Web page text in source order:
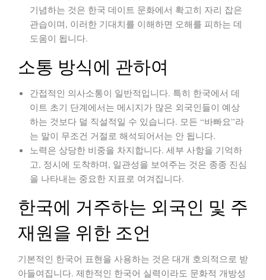
기념하는 것은 한국 데이트 문화에서 확고히 자리 잡은
관습이며, 이러한 기대치를 이해하면 오해를 피하는 데
도움이 됩니다.
소통 방식에 관하여
간접적인 의사소통이 일반적입니다. 특히 한국에서 데
이트 초기 단계에서는 메시지가 많은 외국인들이 예상
하는 것보다 덜 직설적일 수 있습니다. 모든 “바빠요”라
는 말이 무조건 거절로 해석되어서는 안 됩니다.
노력은 상당한 비중을 차지합니다. 세부 사항을 기억하
고, 정시에 도착하며, 일관성을 보여주는 것은 종종 진심
을 나타내는 중요한 지표로 여겨집니다.
한국에 거주하는 외국인 및 주
재원을 위한 조언
기본적인 한국어 표현을 사용하는 것은 대개 호의적으로 받
아들여집니다. 제한적인 한국어 실력이라도 문화적 개방성